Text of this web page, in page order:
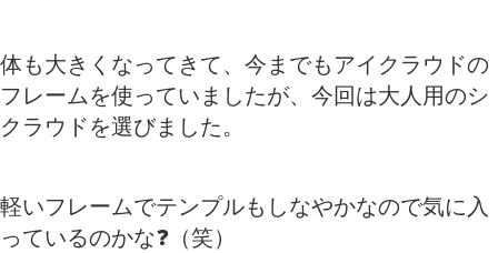
体も大きくなってきて、今までもアイクラウドの
フレームを使っていましたが、今回は大人用のシ
クラウドを選びました。
軽いフレームでテンプルもしなやかなので気に入
っているのかな❓（笑）